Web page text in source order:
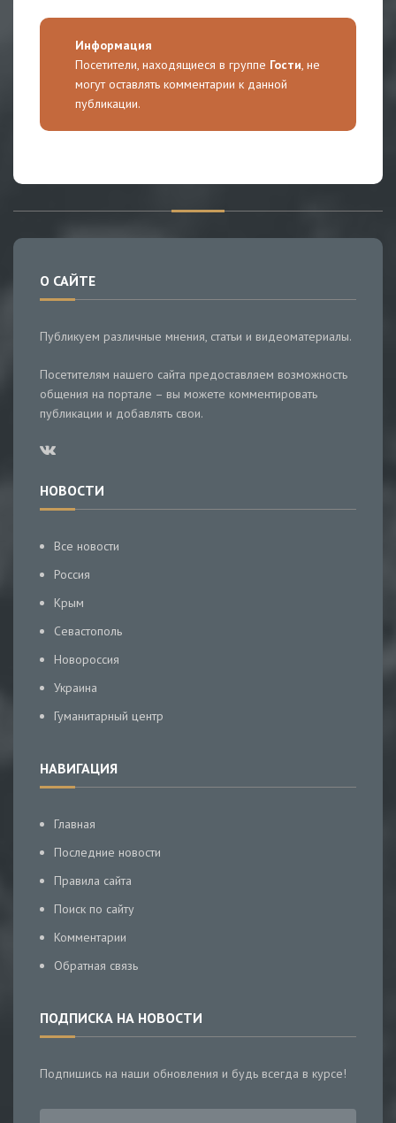
Информация
Посетители, находящиеся в группе Гости, не
могут оставлять комментарии к данной
публикации.
О САЙТЕ
Публикуем различные мнения, статьи и видеоматериалы.
Посетителям нашего сайта предоставляем возможность
общения на портале – вы можете комментировать
публикации и добавлять свои.
НОВОСТИ
Все новости
Россия
Крым
Севастополь
Новороссия
Украина
Гуманитарный центр
НАВИГАЦИЯ
Главная
Последние новости
Правила сайта
Поиск по сайту
Комментарии
Обратная связь
ПОДПИСКА НА НОВОСТИ
Подпишись на наши обновления и будь всегда в курсе!